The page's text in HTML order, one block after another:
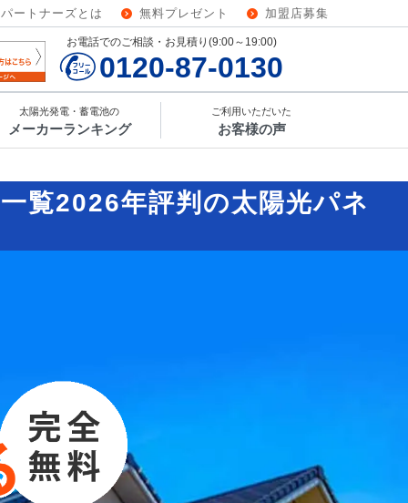
ートナーズとは 無料プレゼント 加盟店募集
お電話でのご相談・お見積り(9:00～19:00)
0120-87-0130
太陽光発電・蓄電池の
メーカーランキング
ご利用いただいた
お客様の声
覧2026年評判の太陽光パネ